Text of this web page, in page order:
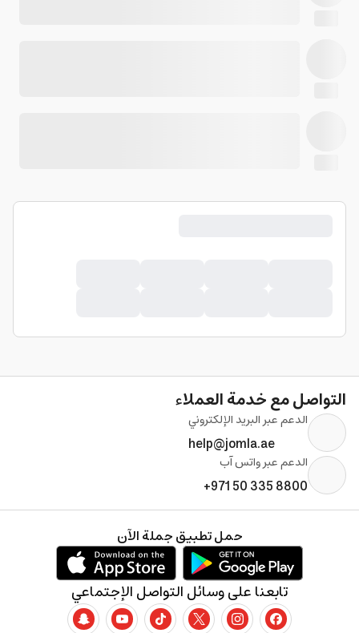
التواصل مع خدمة العملاء
الدعم عبر البريد الإلكتروني
help@jomla.ae
الدعم عبر واتس آب
+971 50 335 8800
تابعنا على وسائل التواصل الإجتماعي
حمل تطبيق جملة الآن